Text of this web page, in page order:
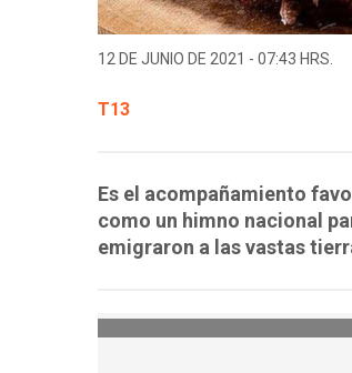
12 DE JUNIO DE 2021 - 07:43 HRS.
T13
Es el acompañamiento
como un himno nacional
emigraron a las vastas